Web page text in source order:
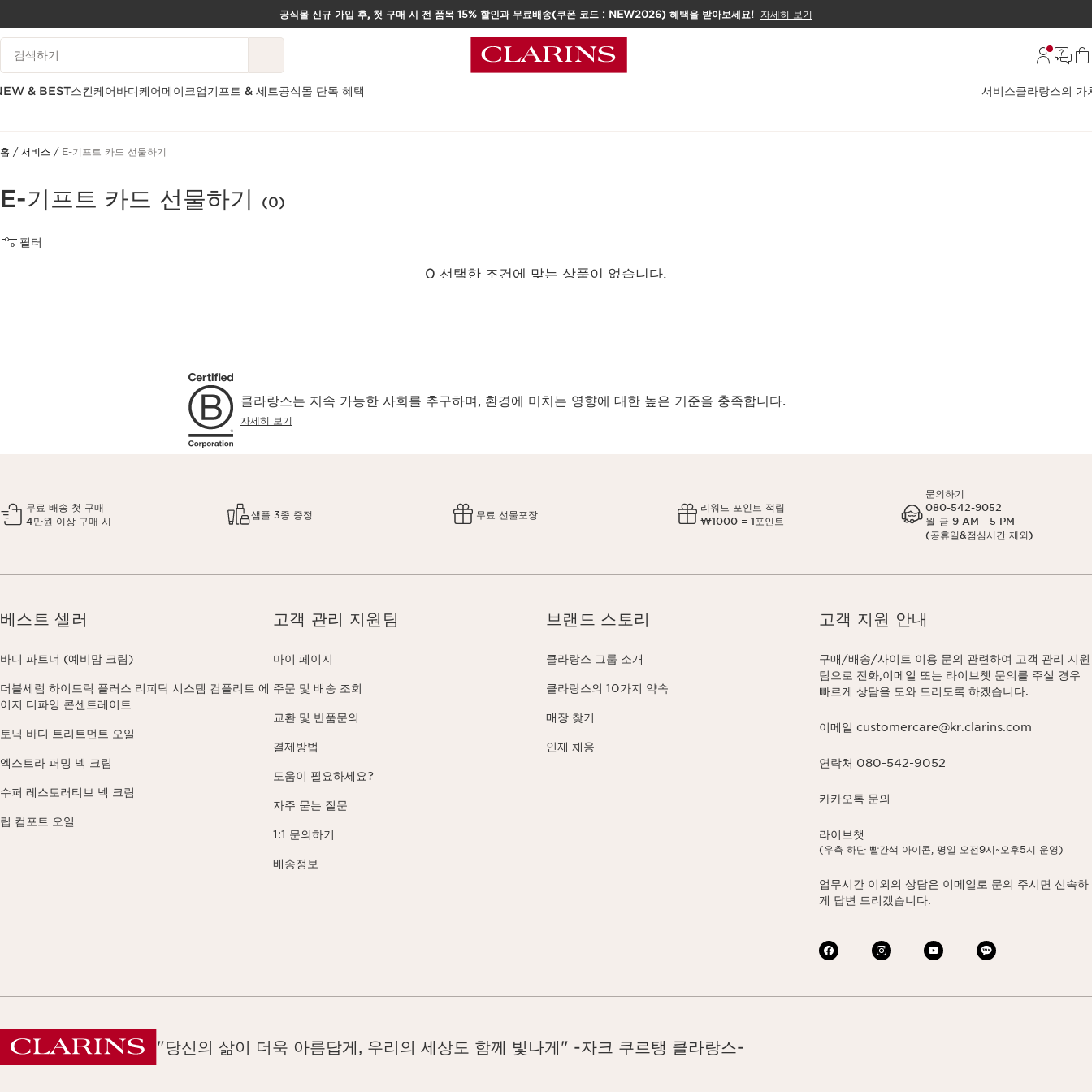
컨텐츠로 이동하기
하단으로 이동
공식몰 신규 가입 후, 첫 구매 시 전 품목 15% 할인과 무료배송(쿠폰 코드 : NEW2026) 혜택을 받아보세요! 자세히 보기
범례 검색하기
& BEST스킨케어바디케어메이크업기프트 & 세트공식몰 단독 혜택 서비스클라랑스의 가
홈 서비스 E-기프트 카드 선물하기
E-기프트 카드 선물하기 (0)
필터
0 선택한 조건에 맞는 상품이 없습니다.
클라랑스는 지속 가능한 사회를 추구하며, 환경에 미치는 영향에 대한 높은 기준을 충족합니다.
자세히 보기
무료 배송 첫 구매
4만원 이상 구매 시
샘플 3종 증정 무료 선물포장
리워드 포인트 적립
₩1000 = 1포인트
문의하기
080-542-9052
월-금 9 AM - 5 PM
(공휴일&점심시간 제외)
베스트 셀러
바디 파트너 (예비맘 크림)
더블세럼 하이드릭 플러스 리피딕 시스템 컴플리트 에
이지 디파잉 콘센트레이트
토닉 바디 트리트먼트 오일
엑스트라 퍼밍 넥 크림
수퍼 레스토러티브 넥 크림
립 컴포트 오일
고객 관리 지원팀
마이 페이지
주문 및 배송 조회
교환 및 반품문의
결제방법
도움이 필요하세요?
자주 묻는 질문
1:1 문의하기
배송정보
브랜드 스토리
클라랑스 그룹 소개
클라랑스의 10가지 약속
매장 찾기
인재 채용
고객 지원 안내
구매/배송/사이트 이용 문의 관련하여 고객 관리 지원
팀으로 전화,이메일 또는 라이브챗 문의를 주실 경우
빠르게 상담을 도와 드리도록 하겠습니다.
이메일 customercare@kr.clarins.com
연락처 080-542-9052
카카오톡 문의
라이브챗
(우측 하단 빨간색 아이콘, 평일 오전9시~오후5시 운영)
업무시간 이외의 상담은 이메일로 문의 주시면 신속하
게 답변 드리겠습니다.
"당신의 삶이 더욱 아름답게, 우리의 세상도 함께 빛나게" -자크 쿠르탱 클라랑스-